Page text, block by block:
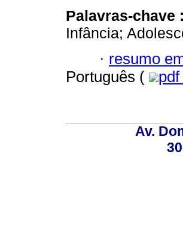
Palavras-chave :
Infância;
· resumo
Português (
pdf
Av.